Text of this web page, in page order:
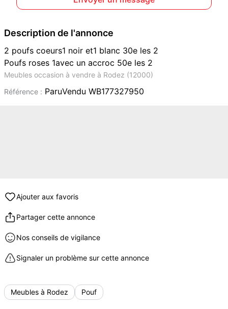
Description de l'annonce
2 poufs coeurs1 noir et1 blanc 30e les 2
Poufs roses 1avec un accroc 50e les 2
Meubles occasion à vendre à Rodez (12000)
Référence : ParuVendu WB177327950
Ajouter aux favoris
Partager cette annonce
Nos conseils de vigilance
Signaler un problème sur cette annonce
Meubles à Rodez Pouf